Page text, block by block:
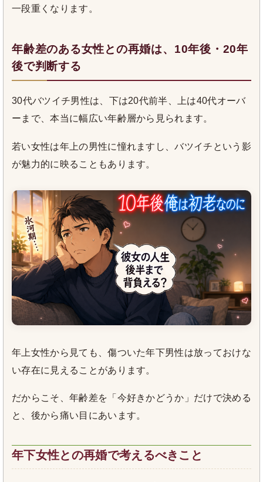
一段重くなります。
年齢差のある女性との再婚は、10年後・20年
後で判断する
30代バツイチ男性は、下は20代前半、上は40代オーバ
ーまで、本当に幅広い年齢層から見られます。
若い女性は年上の男性に憧れますし、バツイチという影
が魅力的に映ることもあります。
年上女性から見ても、傷ついた年下男性は放っておけな
い存在に見えることがあります。
だからこそ、年齢差を「今好きかどうか」だけで決める
と、後から痛い目にあいます。
年下女性との再婚で考えるべきこと